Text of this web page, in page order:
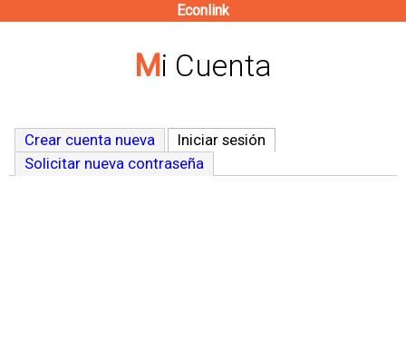
contenido
Econlink
Mi Cuenta
Crear cuenta nueva Iniciar sesión
Solicitar nueva contraseña